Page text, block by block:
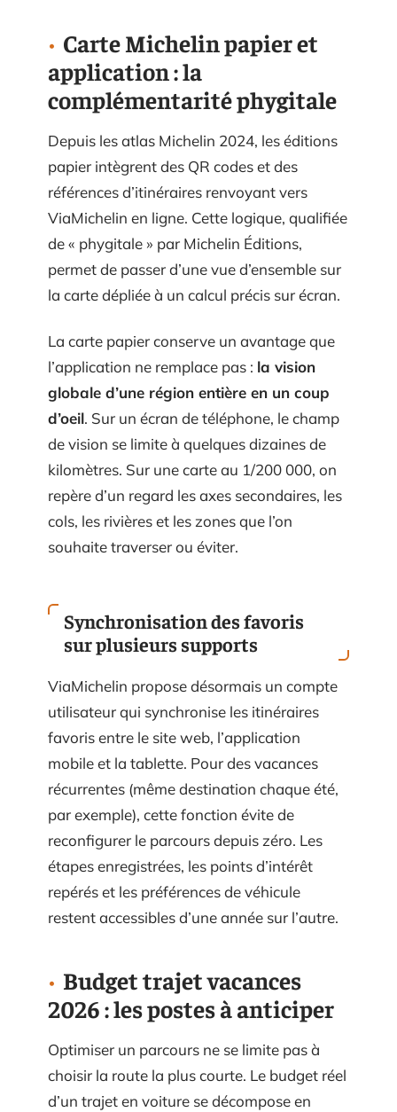
Carte Michelin papier et
application : la
complémentarité phygitale
Depuis les atlas Michelin 2024, les éditions
papier intègrent des QR codes et des
références d’itinéraires renvoyant vers
ViaMichelin en ligne. Cette logique, qualifiée
de « phygitale » par Michelin Éditions,
permet de passer d’une vue d’ensemble sur
la carte dépliée à un calcul précis sur écran.
La carte papier conserve un avantage que
l’application ne remplace pas : la vision
globale d’une région entière en un coup
d’oeil. Sur un écran de téléphone, le champ
de vision se limite à quelques dizaines de
kilomètres. Sur une carte au 1/200 000, on
repère d’un regard les axes secondaires, les
cols, les rivières et les zones que l’on
souhaite traverser ou éviter.
Synchronisation des favoris
sur plusieurs supports
ViaMichelin propose désormais un compte
utilisateur qui synchronise les itinéraires
favoris entre le site web, l’application
mobile et la tablette. Pour des vacances
récurrentes (même destination chaque été,
par exemple), cette fonction évite de
reconfigurer le parcours depuis zéro. Les
étapes enregistrées, les points d’intérêt
repérés et les préférences de véhicule
restent accessibles d’une année sur l’autre.
Budget trajet vacances
2026 : les postes à anticiper
Optimiser un parcours ne se limite pas à
choisir la route la plus courte. Le budget réel
d’un trajet en voiture se décompose en